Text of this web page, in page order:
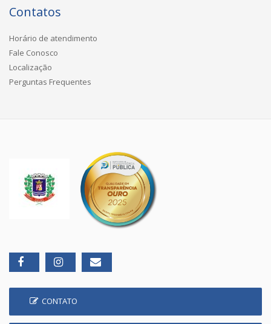
Contatos
Horário de atendimento
Fale Conosco
Localização
Perguntas Frequentes
CONTATO